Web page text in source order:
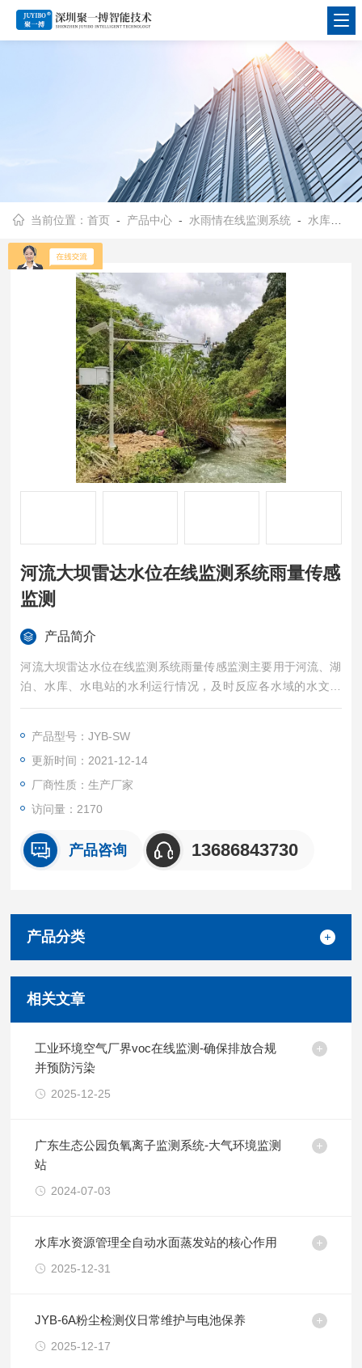
当前位置：首页 - 产品中心 - 水雨情在线监测系统 - 水库雨量水位监测系统
河流大坝雷达水位在线监测系统雨量传感
监测
产品简介
河流大坝雷达水位在线监测系统雨量传感监测主要用于河流、湖
泊、水库、水电站的水利运行情况，及时反应各水域的水文特
征，以便相关部门做出安排，防范洪涝灾害事故的发生。实时监
等多种气象要素。全天候工作，26G微波反射原理，抗干扰能力
强
产品型号：JYB-SW
更新时间：2021-12-14
厂商性质：生产厂家
访问量：2170
产品咨询 13686843730
产品分类
相关文章
工业环境空气厂界voc在线监测-确保排放合规
并预防污染
2025-12-25
广东生态公园负氧离子监测系统-大气环境监测
站
2024-07-03
水库水资源管理全自动水面蒸发站的核心作用
2025-12-31
JYB-6A粉尘检测仪日常维护与电池保养
2025-12-17